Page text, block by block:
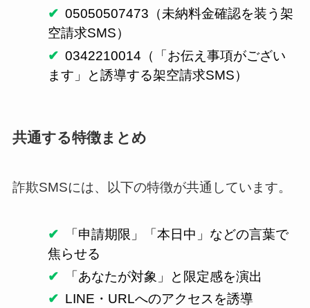
05050507473（未納料金確認を装う架
空請求SMS）
0342210014（「お伝え事項がござい
ます」と誘導する架空請求SMS）
共通する特徴まとめ
詐欺SMSには、以下の特徴が共通しています。
「申請期限」「本日中」などの言葉で
焦らせる
「あなたが対象」と限定感を演出
LINE・URLへのアクセスを誘導